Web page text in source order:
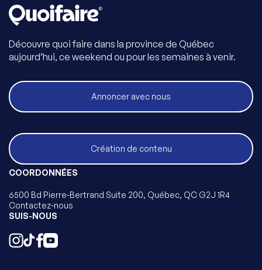
Découvre quoi faire dans la province de Québec
aujourd’hui, ce weekend ou pour les semaines à venir.
Annoncer avec nous
Création de contenu
COORDONNÉES
6500 Bd Pierre-Bertrand Suite 200, Québec, QC G2J 1R4
Contactez-nous
SUIS-NOUS